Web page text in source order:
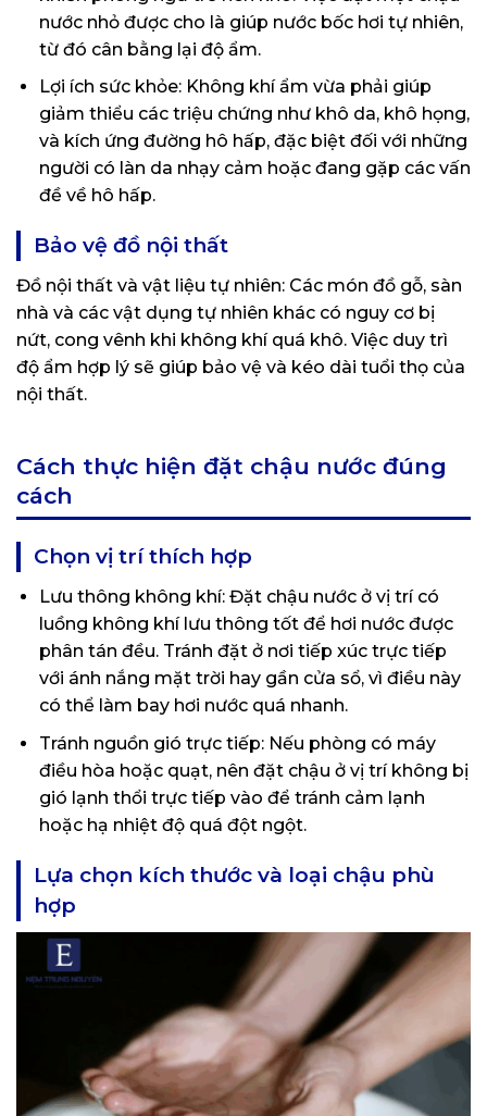
nước nhỏ được cho là giúp nước bốc hơi tự nhiên,
từ đó cân bằng lại độ ẩm.
Lợi ích sức khỏe: Không khí ẩm vừa phải giúp
giảm thiểu các triệu chứng như khô da, khô họng,
và kích ứng đường hô hấp, đặc biệt đối với những
người có làn da nhạy cảm hoặc đang gặp các vấn
đề về hô hấp.
Bảo vệ đồ nội thất
Đồ nội thất và vật liệu tự nhiên: Các món đồ gỗ, sàn
nhà và các vật dụng tự nhiên khác có nguy cơ bị
nứt, cong vênh khi không khí quá khô. Việc duy trì
độ ẩm hợp lý sẽ giúp bảo vệ và kéo dài tuổi thọ của
nội thất.
Cách thực hiện đặt chậu nước đúng
cách
Chọn vị trí thích hợp
Lưu thông không khí: Đặt chậu nước ở vị trí có
luồng không khí lưu thông tốt để hơi nước được
phân tán đều. Tránh đặt ở nơi tiếp xúc trực tiếp
với ánh nắng mặt trời hay gần cửa sổ, vì điều này
có thể làm bay hơi nước quá nhanh.
Tránh nguồn gió trực tiếp: Nếu phòng có máy
điều hòa hoặc quạt, nên đặt chậu ở vị trí không bị
gió lạnh thổi trực tiếp vào để tránh cảm lạnh
hoặc hạ nhiệt độ quá đột ngột.
Lựa chọn kích thước và loại chậu phù
hợp